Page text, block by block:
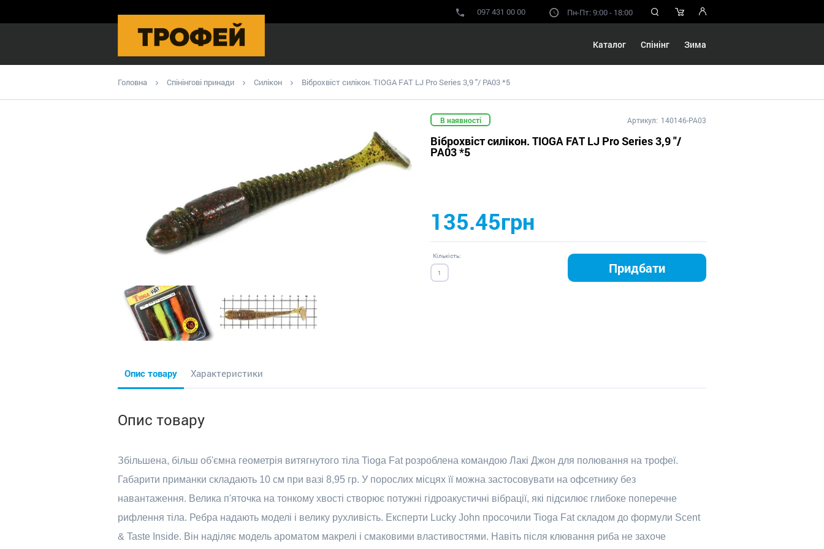
097 431 00 00 Пн-Пт: 9:00 - 18:00
Каталог Спінінг Зима
Головна Спінінгові принади Силікон Віброхвіст силікон. TIOGA FAT LJ Pro Series 3,9 "/ PA03 *5
В наявності Артикул: 140146-PA03
Віброхвіст силікон. TIOGA FAT LJ Pro Series 3,9 "/
PA03 *5
135.45грн
Кількість:
Придбати
Опис товару Характеристики
Опис товару
Збільшена, більш об'ємна геометрія витягнутого тіла Tioga Fat розроблена командою Лакі Джон для полювання на трофеї.
Габарити приманки складають 10 см при вазі 8,95 гр. У порослих місцях її можна застосовувати на офсетнику без
навантаження. Велика п'яточка на тонкому хвості створює потужні гідроакустичні вібрації, які підсилює глибоке поперечне
рифлення тіла. Ребра надають моделі і велику рухливість. Експерти Lucky John просочили Tioga Fat складом до формули Scent
& Taste Inside. Він наділяє модель ароматом макрелі і смаковими властивостями. Навіть після клювання риба не захоче